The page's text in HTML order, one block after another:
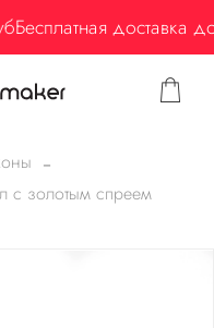
Бесплатная доставка
с золотым спреем